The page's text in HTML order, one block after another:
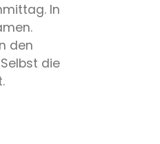
In
den
die